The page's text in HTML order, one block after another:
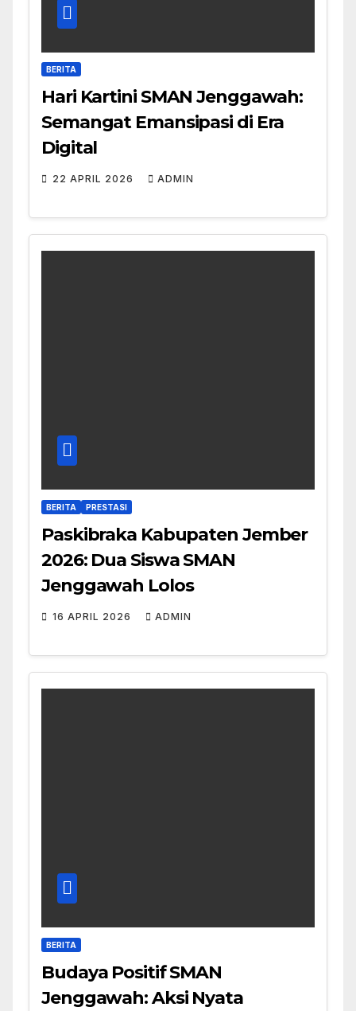
BERITA
Hari Kartini SMAN Jenggawah:
Semangat Emansipasi di Era
Digital
22 APRIL 2026 ADMIN
BERITA PRESTASI
Paskibraka Kabupaten Jember
2026: Dua Siswa SMAN
Jenggawah Lolos
16 APRIL 2026 ADMIN
BERITA
Budaya Positif SMAN
Jenggawah: Aksi Nyata